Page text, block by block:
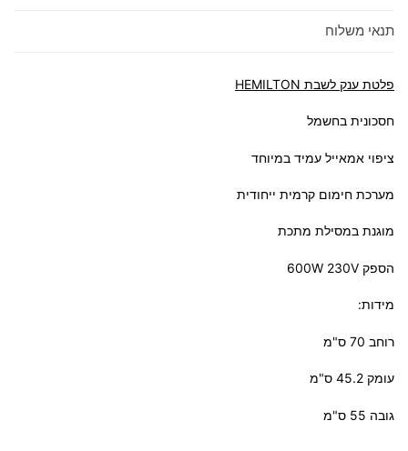
תנאי משלוח
פלטת ענק לשבת HEMILTON
חסכונית בחשמל
ציפוי אמאייל עמיד במיוחד
מערכת חימום קרמית ייחודית
מוגנת במסילת מתכת
הספק 600W 230V
מידות:
רוחב 70 ס"מ
עומק 45.2 ס"מ
גובה 55 ס"מ